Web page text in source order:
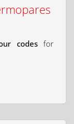
codesfor